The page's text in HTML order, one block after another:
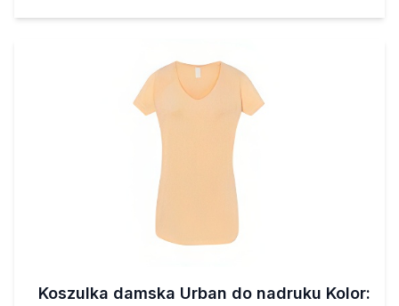
Koszulka damska Urban do nadruku Kolor: